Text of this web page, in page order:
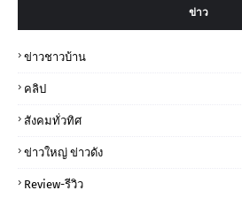
ข่าว
ข่าวชาวบ้าน
คลิป
สังคมทั่วทิศ
ข่าวใหญ่ ข่าวดัง
Review-รีวิว